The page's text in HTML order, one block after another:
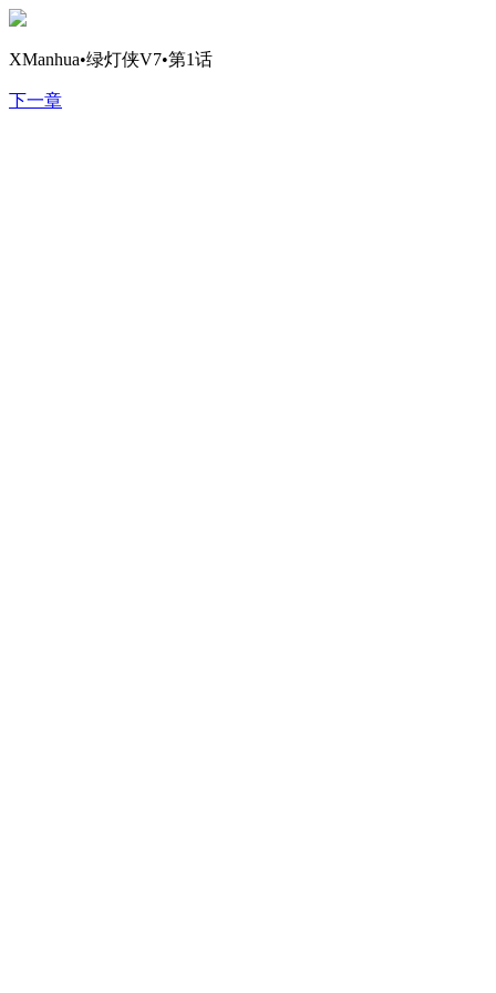
XManhua•绿灯侠V7•第1话
下一章